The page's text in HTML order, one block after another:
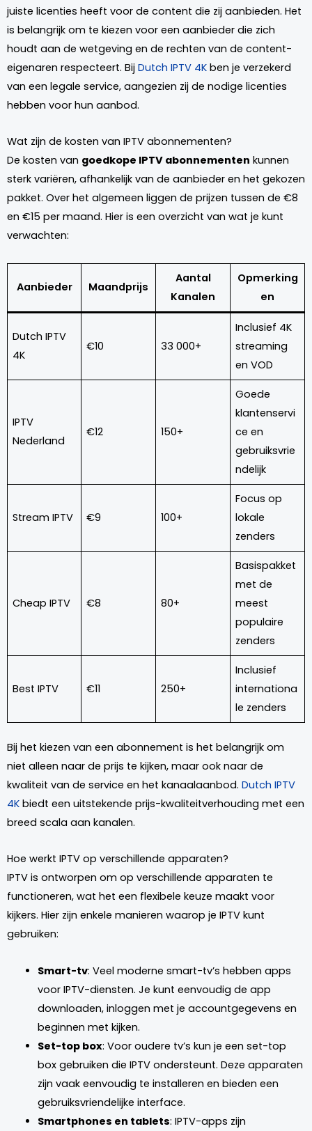
juiste licenties heeft voor de content die zij aanbieden. Het
is belangrijk om te kiezen voor een aanbieder die zich
houdt aan de wetgeving en de rechten van de content-
eigenaren respecteert. Bij Dutch IPTV 4K ben je verzekerd
van een legale service, aangezien zij de nodige licenties
hebben voor hun aanbod.
Wat zijn de kosten van IPTV abonnementen?
De kosten van goedkope IPTV abonnementen kunnen
sterk variëren, afhankelijk van de aanbieder en het gekozen
pakket. Over het algemeen liggen de prijzen tussen de €8
en €15 per maand. Hier is een overzicht van wat je kunt
verwachten:
Aanbieder Maandprijs
Aantal
Kanalen
Opmerking
en
Dutch IPTV
4K
€10 33 000+
Inclusief 4K
streaming
en VOD
IPTV
Nederland
€12 150+
Goede
klantenservi
ce en
gebruiksvrie
ndelijk
Stream IPTV €9 100+
Focus op
lokale
zenders
Cheap IPTV €8 80+
Basispakket
met de
meest
populaire
zenders
Best IPTV €11 250+
Inclusief
internationa
le zenders
Bij het kiezen van een abonnement is het belangrijk om
niet alleen naar de prijs te kijken, maar ook naar de
kwaliteit van de service en het kanaalaanbod. Dutch IPTV
4K biedt een uitstekende prijs-kwaliteitverhouding met een
breed scala aan kanalen.
Hoe werkt IPTV op verschillende apparaten?
IPTV is ontworpen om op verschillende apparaten te
functioneren, wat het een flexibele keuze maakt voor
kijkers. Hier zijn enkele manieren waarop je IPTV kunt
gebruiken:
Smart-tv: Veel moderne smart-tv’s hebben apps
voor IPTV-diensten. Je kunt eenvoudig de app
downloaden, inloggen met je accountgegevens en
beginnen met kijken.
Set-top box: Voor oudere tv’s kun je een set-top
box gebruiken die IPTV ondersteunt. Deze apparaten
zijn vaak eenvoudig te installeren en bieden een
gebruiksvriendelijke interface.
Smartphones en tablets: IPTV-apps zijn